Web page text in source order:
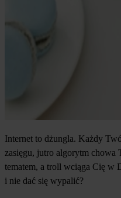
Internet to dżungla. Każdy
zasięgu, jutro algorytm chowa
tematem, a troll wciąga Cię w
i nie dać się wypalić?